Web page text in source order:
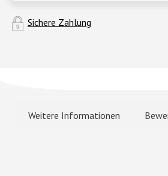
Sichere Zahlung
Weitere Informationen